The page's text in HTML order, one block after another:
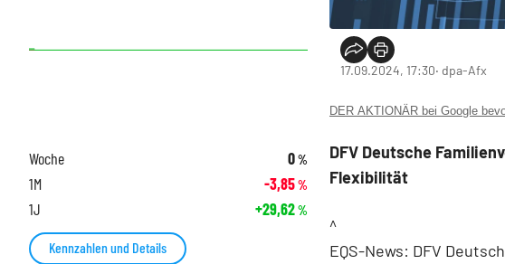
17.09.2024, 17:30‧ dpa-Afx
DER AKTIONÄR bei Google
DFV Deutsche
Flexibilität
^
EQS-News: DFV
Woche 0%
1M -3,85%
1J +29,62%
Kennzahlen und Details